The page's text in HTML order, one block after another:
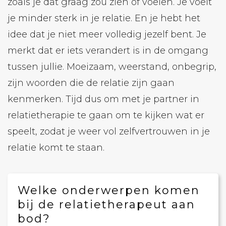
je minder sterk in je relatie. En je hebt het
idee dat je niet meer volledig jezelf bent. Je
merkt dat er iets verandert is in de omgang
tussen jullie. Moeizaam, weerstand, onbegrip,
zijn woorden die de relatie zijn gaan
kenmerken. Tijd dus om met je partner in
relatietherapie te gaan om te kijken wat er
speelt, zodat je weer vol zelfvertrouwen in je
relatie komt te staan.
Welke onderwerpen komen
bij de relatietherapeut aan
bod?